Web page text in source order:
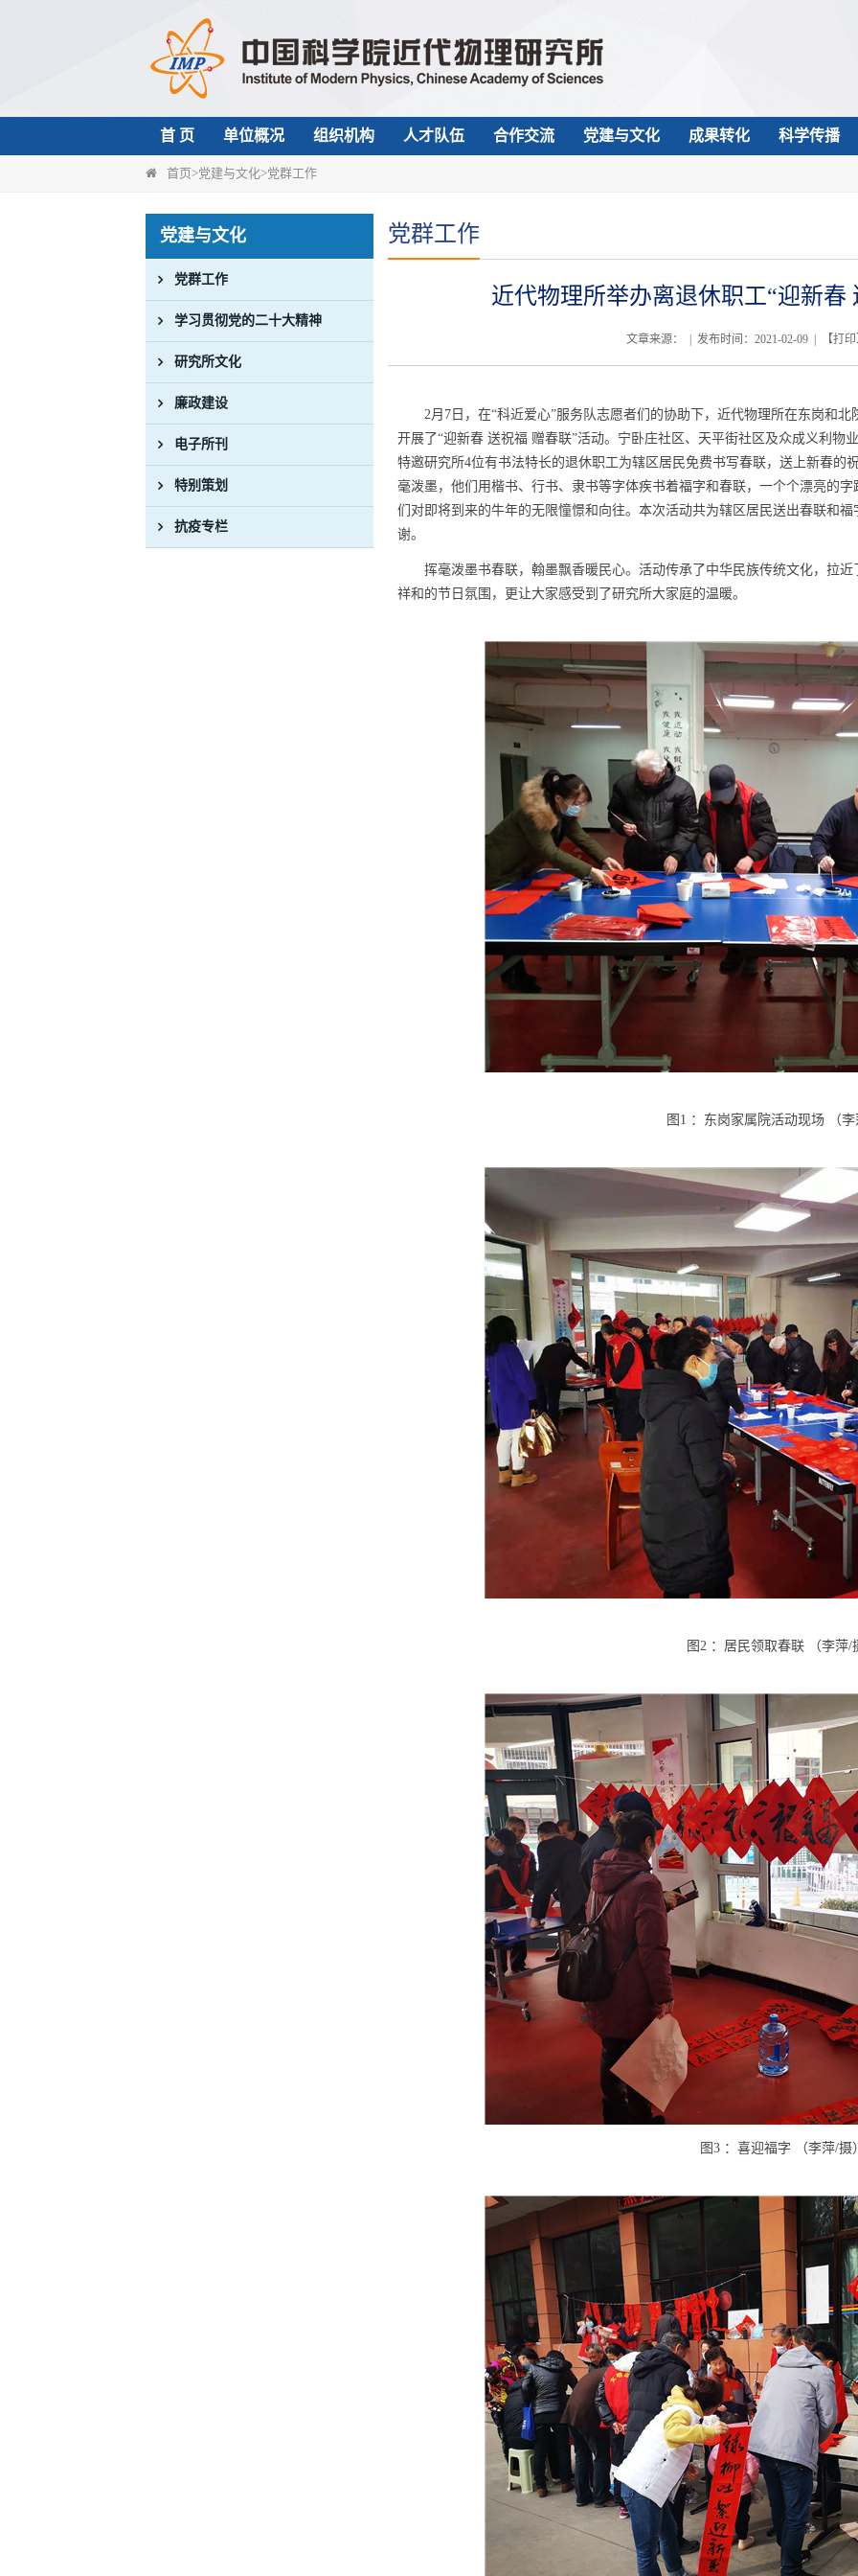
首 页 单位概况 组织机构 人才队伍 合作交流 党建与文化 成果转化 科学传播
首页>党建与文化>党群工作
党建与文化
党群工作
学习贯彻党的二十大精神
研究所文化
廉政建设
电子所刊
特别策划
抗疫专栏
党群工作
近代物理所举办离退休职工“迎新春
文章来源： | 发布时间：2021-02-09 | 【打印
2月7日，在“科近爱心”服务队志愿者们的协助下，近代物理所在东岗和北
开展了“迎新春 送祝福 赠春联”活动。宁卧庄社区、天平街社区及众成义利物
特邀研究所4位有书法特长的退休职工为辖区居民免费书写春联，送上新春的
毫泼墨，他们用楷书、行书、隶书等字体疾书着福字和春联，一个个漂亮的
们对即将到来的牛年的无限憧憬和向往。本次活动共为辖区居民送出春联和
谢。
挥毫泼墨书春联，翰墨飘香暖民心。活动传承了中华民族传统文化，拉
祥和的节日氛围，更让大家感受到了研究所大家庭的温暖。
图 1 ：东岗家属院活动现场 （李
图2 ：居民领取春联 （李萍/
图3 ：喜迎福字 （李萍/摄